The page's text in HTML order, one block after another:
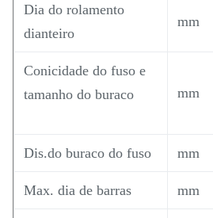
Dia do rolamento
dianteiro
mm
Conicidade do fuso e
tamanho do buraco
mm
Dis.do buraco do fuso mm
Max. dia de barras mm